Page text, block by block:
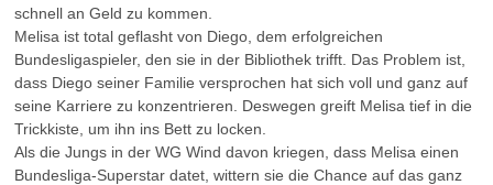
schnell an Geld zu kommen.
Melisa ist total geflasht von Diego, dem erfolgreichen
Bundesligaspieler, den sie in der Bibliothek trifft. Das Problem ist,
dass Diego seiner Familie versprochen hat sich voll und ganz auf
seine Karriere zu konzentrieren. Deswegen greift Melisa tief in die
Trickkiste, um ihn ins Bett zu locken.
Als die Jungs in der WG Wind davon kriegen, dass Melisa einen
Bundesliga-Superstar datet, wittern sie die Chance auf das ganz